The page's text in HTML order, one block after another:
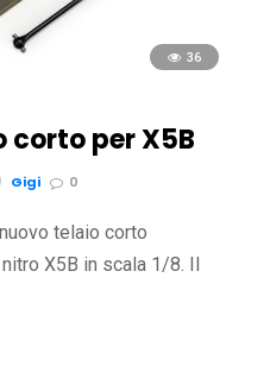
36
corto per X5B
Gigi 0
telaio corto
X5B in scala 1/8. Il